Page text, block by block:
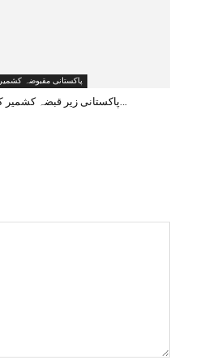
پاکستانی مقبوضہ کشمیر
پاکستانی زیر قبضہ کشمیر ک...